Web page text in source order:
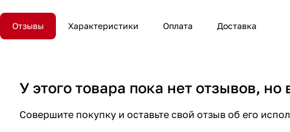
Отзывы Характеристики Оплата Доставка
У этого товара пока нет отзывов,
Совершите покупку и оставьте свой отзыв об его